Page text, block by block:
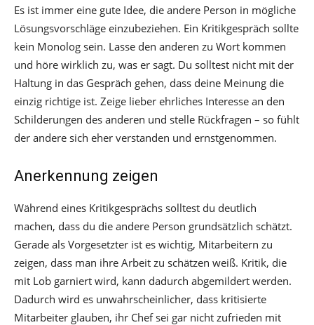
Es ist immer eine gute Idee, die andere Person in mögliche
Lösungsvorschläge einzubeziehen. Ein Kritikgespräch sollte
kein Monolog sein. Lasse den anderen zu Wort kommen
und höre wirklich zu, was er sagt. Du solltest nicht mit der
Haltung in das Gespräch gehen, dass deine Meinung die
einzig richtige ist. Zeige lieber ehrliches Interesse an den
Schilderungen des anderen und stelle Rückfragen – so fühlt
der andere sich eher verstanden und ernstgenommen.
Anerkennung zeigen
Während eines Kritikgesprächs solltest du deutlich
machen, dass du die andere Person grundsätzlich schätzt.
Gerade als Vorgesetzter ist es wichtig, Mitarbeitern zu
zeigen, dass man ihre Arbeit zu schätzen weiß. Kritik, die
mit Lob garniert wird, kann dadurch abgemildert werden.
Dadurch wird es unwahrscheinlicher, dass kritisierte
Mitarbeiter glauben, ihr Chef sei gar nicht zufrieden mit